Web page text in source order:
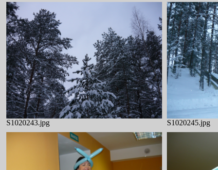
S1020243.jpg S1020245.jpg